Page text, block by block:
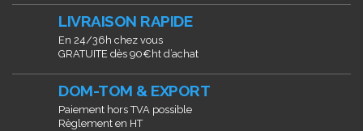
LIVRAISON RAPIDE
En 24/36h chez vous
GRATUITE dès 90€ht d’achat
DOM-TOM & EXPORT
Paiement hors TVA possible
Règlement en HT